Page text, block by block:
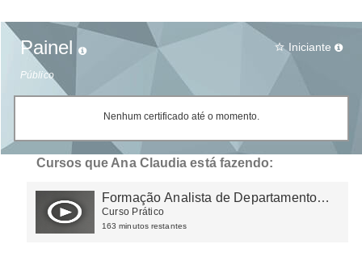
Painel
Público
star_border Iniciante
Nenhum certificado até o momento.
Cursos que Ana Claudia está fazendo:
Formação Analista de Departamento
Pessoal
Curso Prático
163 minutos restantes